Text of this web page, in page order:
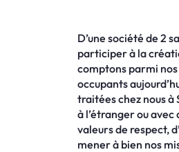
D’une société de 2
participer à la
comptons parmi
occupants
traitées chez nous
à l’étranger ou
valeurs de respect,
mener à bien nos